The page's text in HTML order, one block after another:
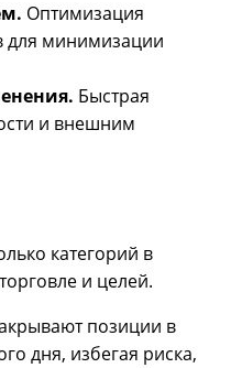
Оптимизация
для минимизации
Быстрая
и внешним
категорий в
и целей.
позиции в
дня, избегая риска,